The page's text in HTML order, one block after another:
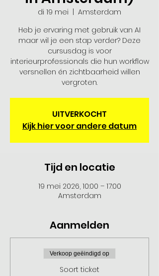
di 19 mei
Amsterdam
Heb je ervaring met gebruik van AI
maar wil je een stap verder? Deze
cursusdag is voor
interieurprofessionals die hun workflow
versnellen én zichtbaarheid willen
vergroten.
UITVERKOCHT
Kijk hier voor andere datum
Tijd en locatie
19 mei 2026, 10:00 – 17:00
Amsterdam
Aanmelden
Verkoop geëindigd op
Soort ticket